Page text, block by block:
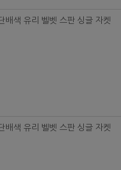
배색 유리 벨벳 스판 싱글 자켓
배색 유리 벨벳 스판 싱글 자켓